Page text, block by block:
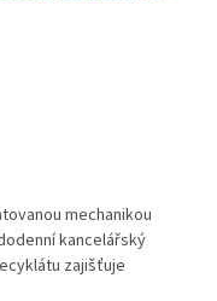
mechanikou
kancelářský
zajišťuje